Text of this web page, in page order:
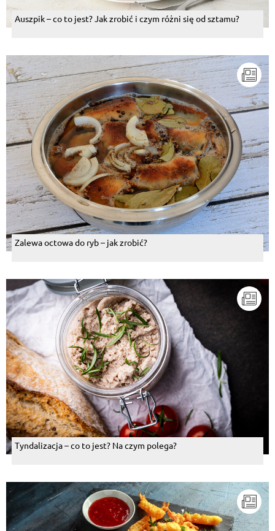
Auszpik – co to jest? Jak zrobić i czym różni się od sztamu?
Zalewa octowa do ryb – jak zrobić?
Tyndalizacja – co to jest? Na czym polega?